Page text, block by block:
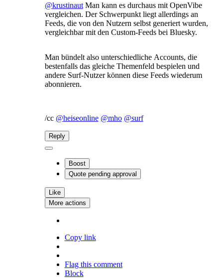
@krustinautMan kann es durchaus mit OpenVibe
vergleichen. Der Schwerpunkt liegt allerdings an
Feeds, die von den Nutzern selbst generiert wurden,
vergleichbar mit den Custom-Feeds bei Bluesky.
Man bündelt also unterschiedliche Accounts, die
bestenfalls das gleiche Themenfeld bespielen und
andere Surf-Nutzer können diese Feeds wiederum
abonnieren.
/cc @heiseonline @mho @surf
Reply
Boost
Quote pending approval
Like
More actions
Copy link
Flag this comment
Block